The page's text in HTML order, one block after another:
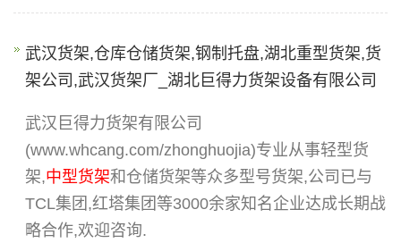
武汉货架,仓库仓储货架,钢制托盘,湖北重型货架,货
架公司,武汉货架厂_湖北巨得力货架设备有限公司
武汉巨得力货架有限公司
(www.whcang.com/zhonghuojia)专业从事轻型货
架,中型货架和仓储货架等众多型号货架,公司已与
TCL集团,红塔集团等3000余家知名企业达成长期战
略合作,欢迎咨询.